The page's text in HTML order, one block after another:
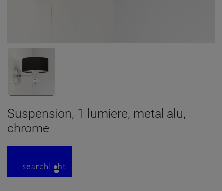
Suspension, 1 lumiere, metal alu,
chrome